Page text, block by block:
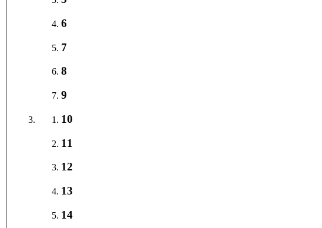
6
7
8
9
10
11
12
13
14